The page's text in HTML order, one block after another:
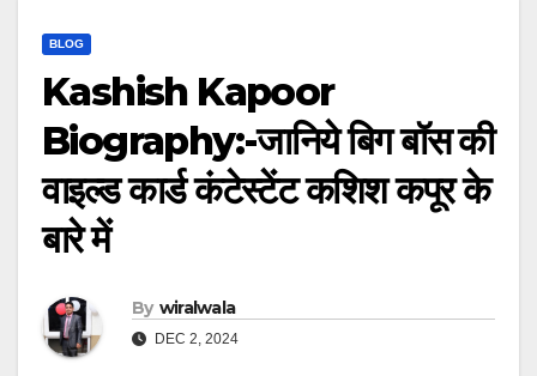
BLOG
Kashish Kapoor
Biography:-जानिये बिग बॉस की
वाइल्ड कार्ड कंटेस्टेंट कशिश कपूर के
बारे में
By wiralwala
DEC 2, 2024